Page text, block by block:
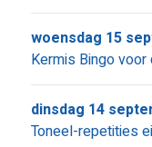
Kermis Bingo
woensdag 15
Toneel-repetities
dinsdag 14